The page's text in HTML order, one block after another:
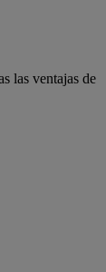
las ventajas de